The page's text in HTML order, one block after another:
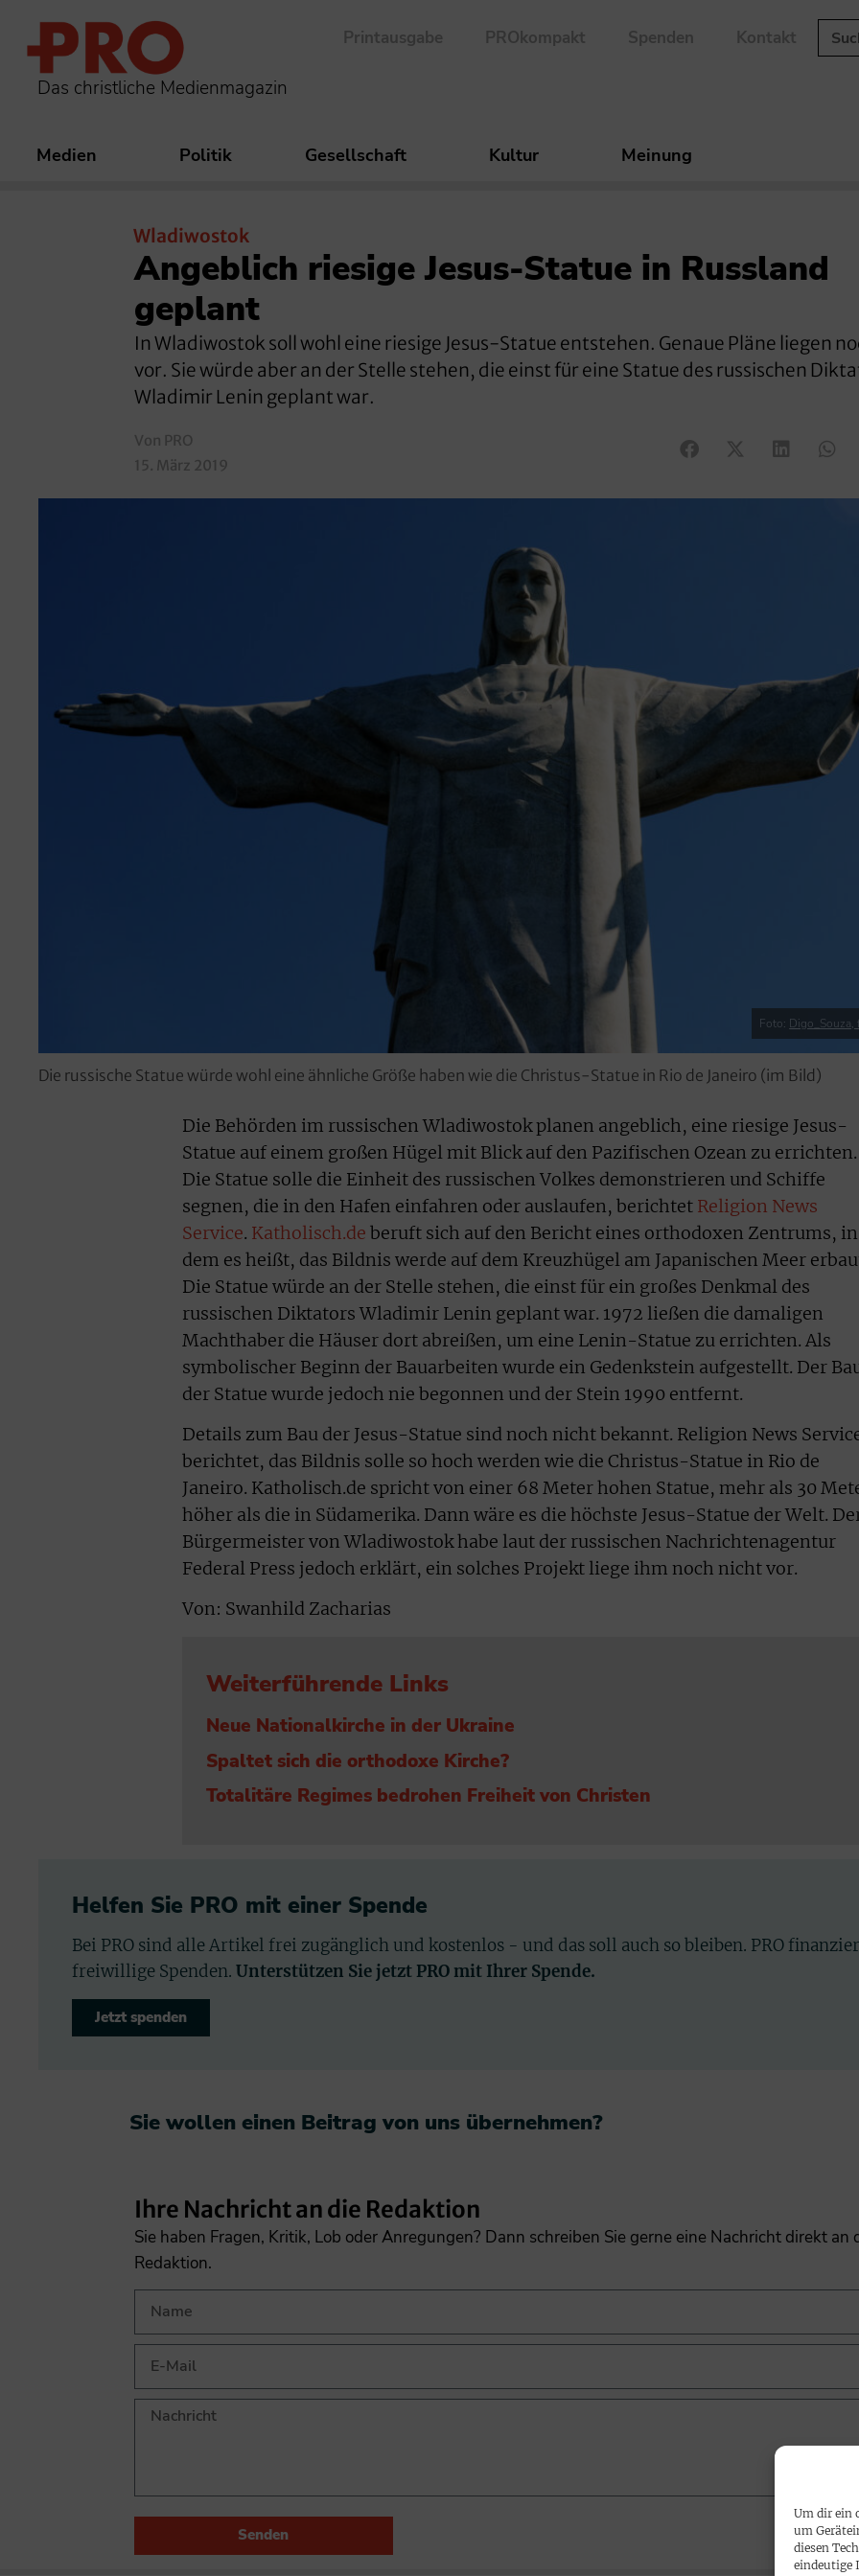
Um dir ein
um
diesen
eindeutige
Das christliche Medienmagazin
Printausgabe PROkompakt Spenden Kontakt
Medien Politik Gesellschaft Kultur Meinung
Wladiwostok
Angeblich riesige Jesus-Statue in Russland
geplant
In Wladiwostok soll wohl eine riesige Jesus-Statue entstehen. Genaue Pläne liegen
vor. Sie würde aber an der Stelle stehen, die einst für eine Statue des russischen
Wladimir Lenin geplant war.
Von PRO
15. März 2019
Foto: Digo_Souza,
Die russische Statue würde wohl eine ähnliche Größe haben wie die Christus-Statue in Rio de Janeiro (im Bild)
Die Behörden im russischen Wladiwostok planen angeblich, eine riesige Jesus-
Statue auf einem großen Hügel mit Blick auf den Pazifischen Ozean zu errichten.
Die Statue solle die Einheit des russischen Volkes demonstrieren und Schiffe
segnen, die in den Hafen einfahren oder auslaufen, berichtet Religion News
Service. Katholisch.de beruft sich auf den Bericht eines orthodoxen Zentrums, in
dem es heißt, das Bildnis werde auf dem Kreuzhügel am Japanischen Meer
Die Statue würde an der Stelle stehen, die einst für ein großes Denkmal des
russischen Diktators Wladimir Lenin geplant war. 1972 ließen die damaligen
Machthaber die Häuser dort abreißen, um eine Lenin-Statue zu errichten. Als
symbolischer Beginn der Bauarbeiten wurde ein Gedenkstein aufgestellt. Der
der Statue wurde jedoch nie begonnen und der Stein 1990 entfernt.
Details zum Bau der Jesus-Statue sind noch nicht bekannt. Religion News
berichtet, das Bildnis solle so hoch werden wie die Christus-Statue in Rio de
Janeiro. Katholisch.de spricht von einer 68 Meter hohen Statue, mehr als 30
höher als die in Südamerika. Dann wäre es die höchste Jesus-Statue der Welt.
Bürgermeister von Wladiwostok habe laut der russischen Nachrichtenagentur
Federal Press jedoch erklärt, ein solches Projekt liege ihm noch nicht vor.
Von: Swanhild Zacharias
Weiterführende Links
Neue Nationalkirche in der Ukraine
Spaltet sich die orthodoxe Kirche?
Totalitäre Regimes bedrohen Freiheit von Christen
Helfen Sie PRO mit einer Spende
Bei PRO sind alle Artikel frei zugänglich und kostenlos - und das soll auch so bleiben. PRO
freiwillige Spenden. Unterstützen Sie jetzt PRO mit Ihrer Spende.
Jetzt spenden
Sie wollen einen Beitrag von uns übernehmen?​
Ihre Nachricht an die Redaktion
Sie haben Fragen, Kritik, Lob oder Anregungen? Dann schreiben Sie gerne eine Nachricht direkt an
Redaktion.
Senden